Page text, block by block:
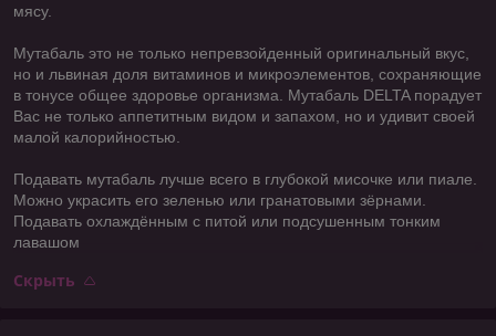
мясу.
Мутабаль это не только непревзойденный оригинальный вкус,
но и львиная доля витаминов и микроэлементов, сохраняющие
в тонусе общее здоровье организма. Мутабаль DELTA порадует
Вас не только аппетитным видом и запахом, но и удивит своей
малой калорийностью.
Подавать мутабаль лучше всего в глубокой мисочке или пиале.
Можно украсить его зеленью или гранатовыми зёрнами.
Подавать охлаждённым с питой или подсушенным тонким
лавашом
Скрыть